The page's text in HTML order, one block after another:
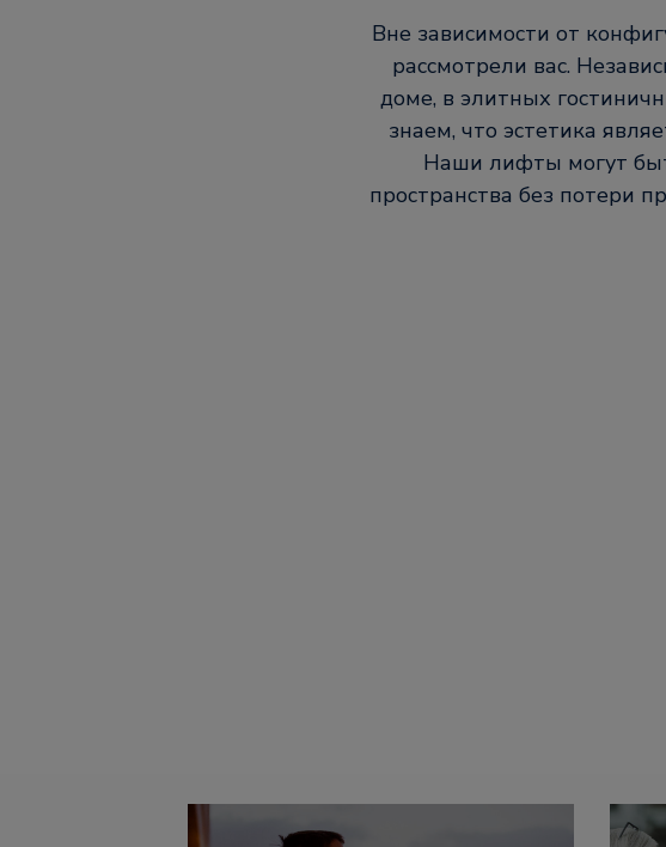
Вне зависимости от
рассмотрели вас.
доме, в элитных
знаем, что эстетика
Наши лифты могут
пространства без потери